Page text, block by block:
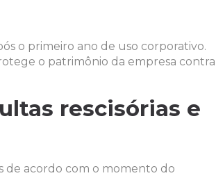
o primeiro ano de uso corporativo.
o patrimônio da empresa contra
rescisórias e
de acordo com o momento do